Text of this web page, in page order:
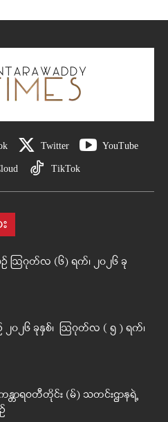
Twitter YouTube
TikTok
ဩဂုတ်လ (၆) ရက်၊ ၂၀၂၆ ခု
၂၀၂၆ ခုနှစ်၊ ဩဂုတ်လ ( ၅ ) ရက်၊
ရဝတီတိုင်း (မ်) သတင်းဌာနရဲ့